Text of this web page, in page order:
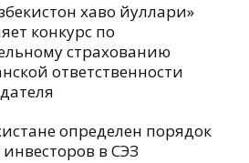
хаво йуллари»
конкурс по
страхованию
ответственности
определен порядок
в СЭЗ